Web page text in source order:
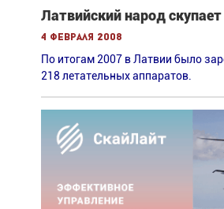
Латвийский народ
4 февраля 2008
По итогам 2007 в Латвии было
218 летательных аппаратов.